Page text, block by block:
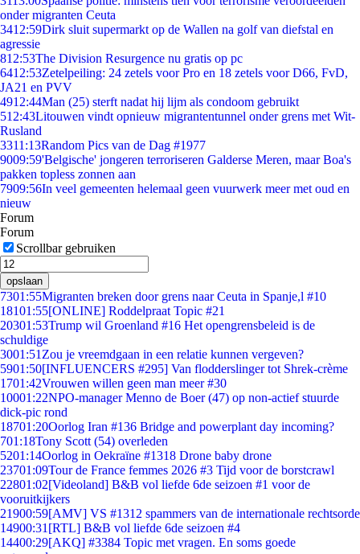
onder migranten Ceuta
3412:59Dirk sluit supermarkt op de Wallen na golf van diefstal en
agressie
812:53The Division Resurgence nu gratis op pc
6412:53Zetelpeiling: 24 zetels voor Pro en 18 zetels voor D66, FvD,
JA21 en PVV
4912:44Man (25) sterft nadat hij lijm als condoom gebruikt
512:43Litouwen vindt opnieuw migrantentunnel onder grens met Wit-
Rusland
3311:13Random Pics van de Dag #1977
9009:59'Belgische' jongeren terroriseren Galderse Meren, maar Boa's
pakken topless zonnen aan
7909:56In veel gemeenten helemaal geen vuurwerk meer met oud en
nieuw
Forum
Forum
Scrollbar gebruiken
opslaan
7301:55Migranten breken door grens naar Ceuta in Spanje,l #10
18101:55[ONLINE] Roddelpraat Topic #21
20301:53Trump wil Groenland #16 Het opengrensbeleid is de
schuldige
3001:51 Zou je vreemdgaan in een relatie kunnen vergeven?
5901:50[INFLUENCERS #295] Van flodderslinger tot Shrek-crème
1701:42Vrouwen willen geen man meer #30
10001:22NPO-manager Menno de Boer (47) op non-actief stuurde
dick-pic rond
18701:20Oorlog Iran #136 Bridge and powerplant day incoming?
701:18Tony Scott (54) overleden
5201:14Oorlog in Oekraïne #1318 Drone baby drone
23701:09Tour de France femmes 2026 #3 Tijd voor de borstcrawl
22801:02[Videoland] B&B vol liefde 6de seizoen #1 voor de
vooruitkijkers
21900:59[AMV] VS #1312 spammers van de internationale rechtsorde
14900:31 [RTL] B&B vol liefde 6de seizoen #4
14400:29[AKQ] #3384 Topic met vragen. En soms goede